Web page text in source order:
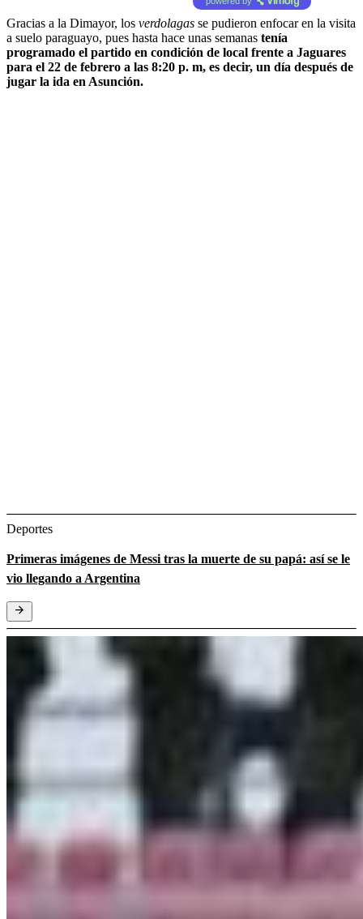
Gracias a la Dimayor, los verdolagas se pudieron enfocar en la visita
a suelo paraguayo, pues hasta hace unas semanas tenía
programado el partido en condición de local frente a Jaguares
para el 22 de febrero a las 8:20 p. m, es decir, un día después de
jugar la ida en Asunción.
Deportes
Primeras imágenes de Messi tras la muerte de su papá: así se le
vio llegando a Argentina